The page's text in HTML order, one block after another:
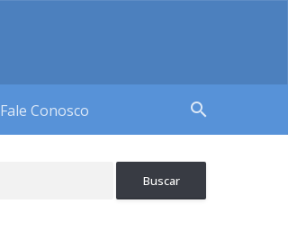
Fale Conosco search